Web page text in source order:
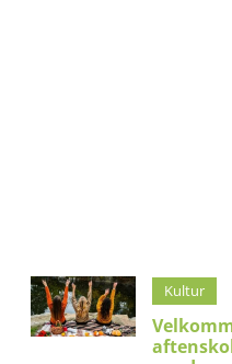
Kultur